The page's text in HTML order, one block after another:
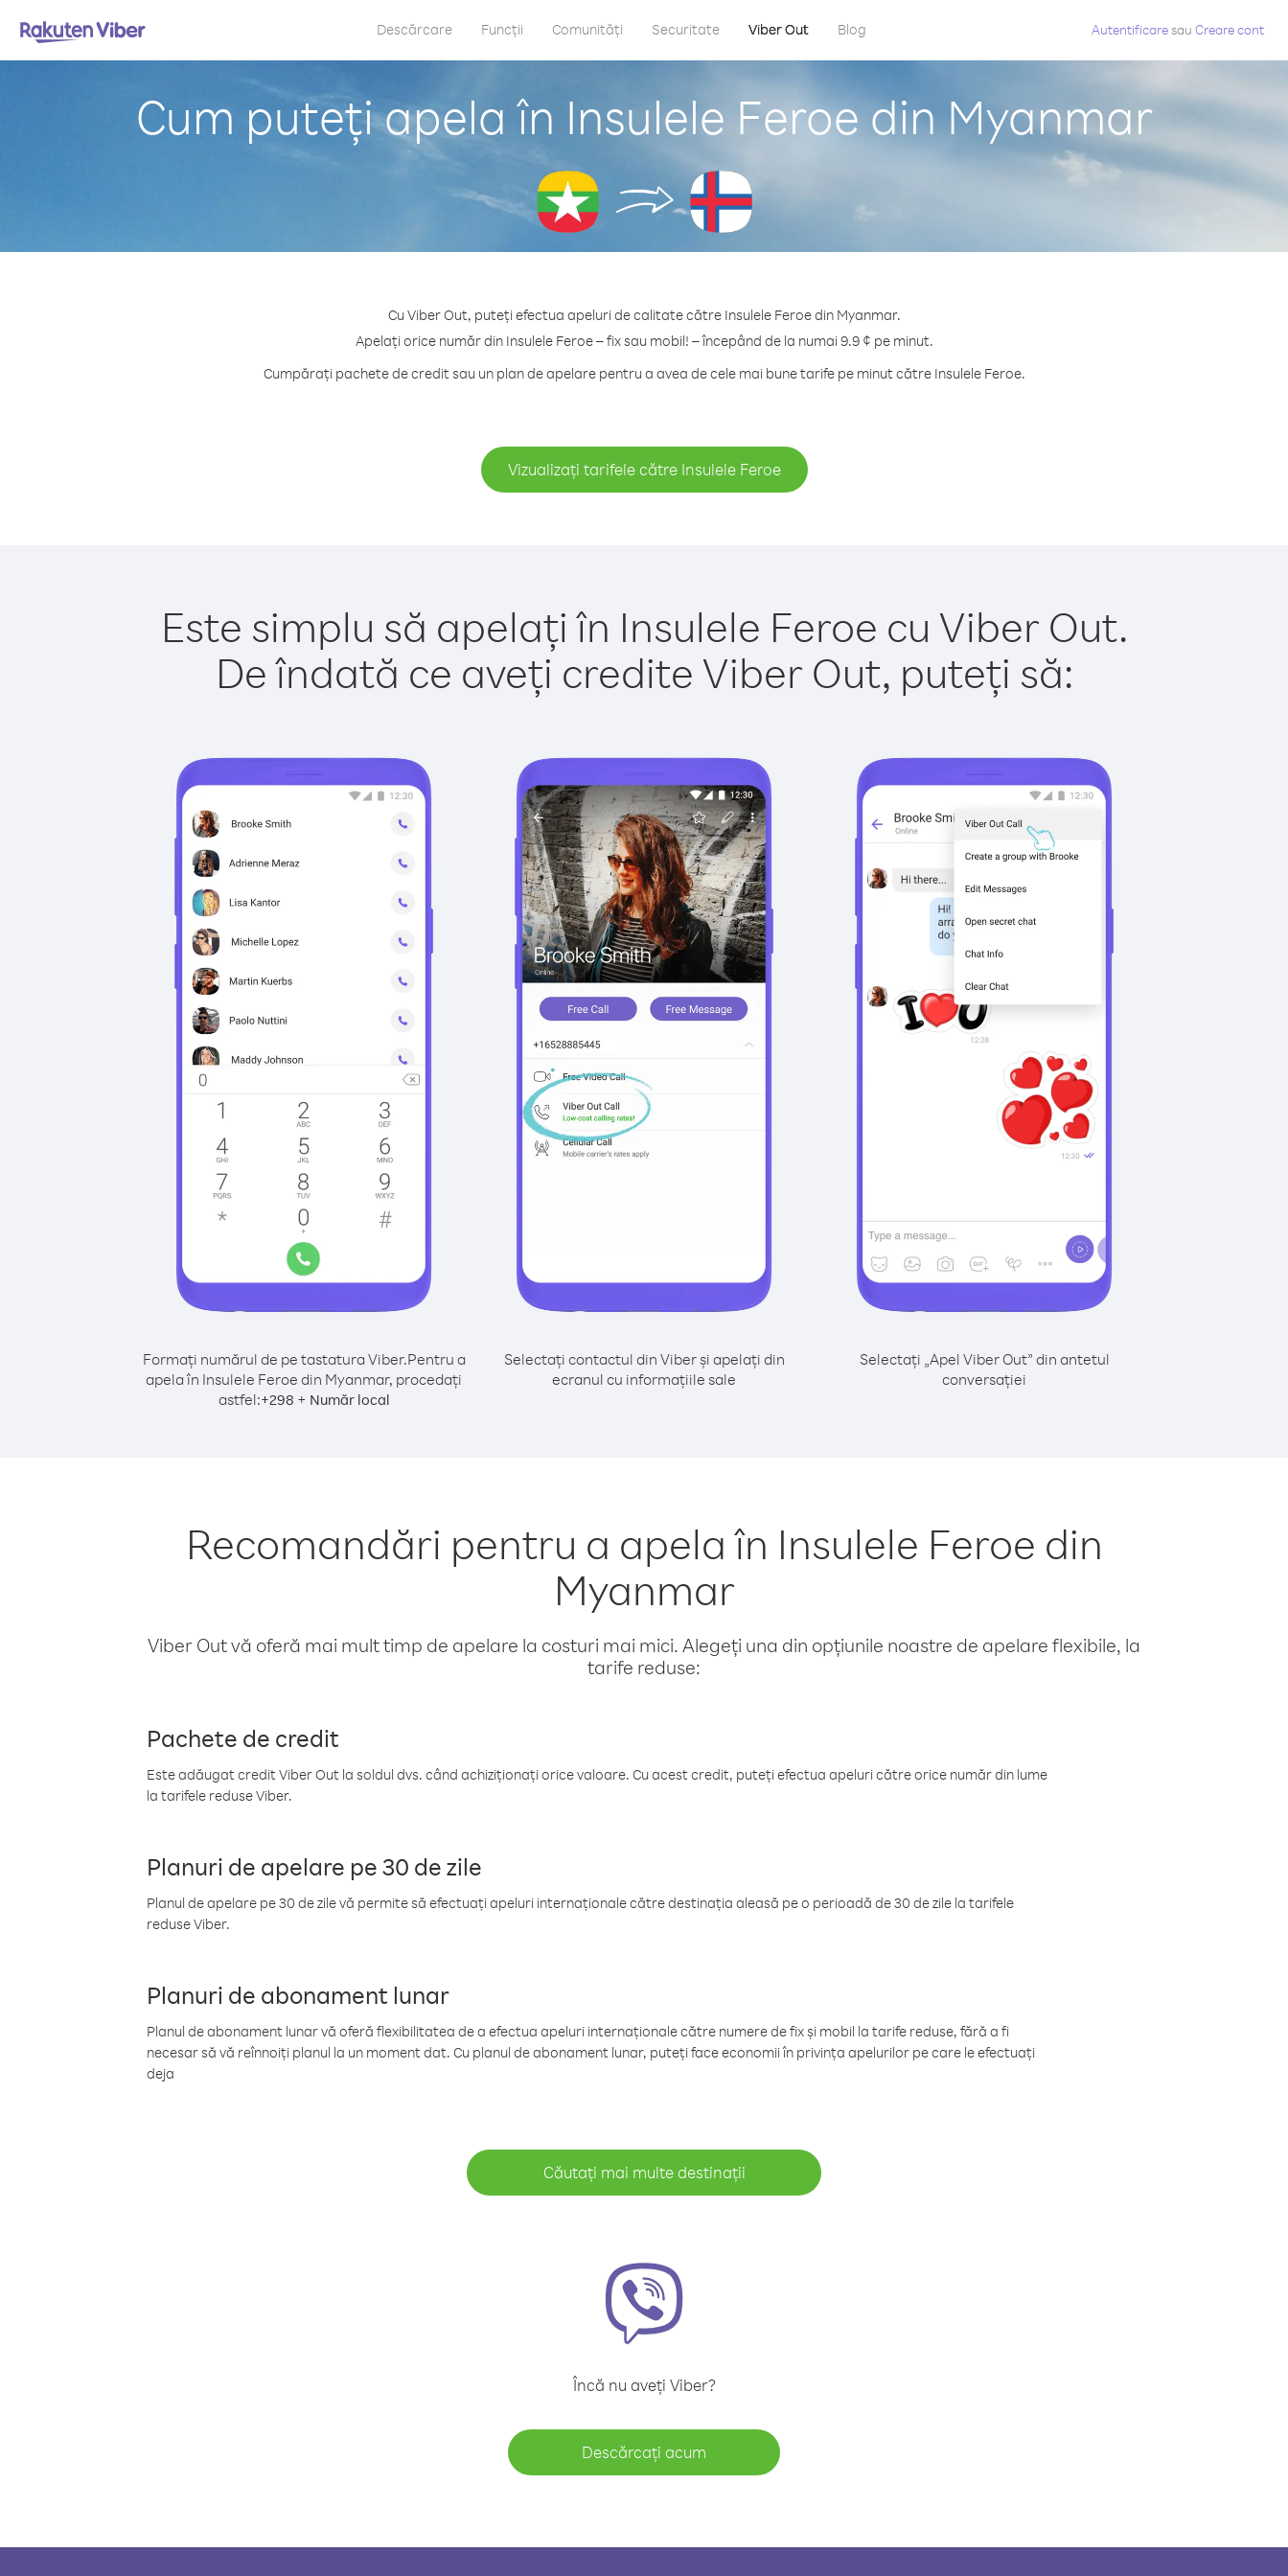
Descărcare Funcții Comunități Securitate Viber Out Blog Autentificaresau Creare cont
Cum puteți apela în Insulele Feroe din Myanmar
Cu Viber Out, puteți efectua apeluri de calitate către Insulele Feroe din Myanmar.
Apelați orice număr din Insulele Feroe – fix sau mobil! – începând de la numai 9.9 ¢ pe minut.
Cumpărați pachete de credit sau un plan de apelare pentru a avea de cele mai bune tarife pe minut către Insulele Feroe.
Vizualizați tarifele către Insulele Feroe
Este simplu să apelați în Insulele Feroe cu Viber Out.
De îndată ce aveți credite Viber Out, puteți să:
Formați numărul de pe tastatura Viber.Pentru a
apela în Insulele Feroe din Myanmar, procedați
astfel:+298 + Număr local
Selectați contactul din Viber și apelați din
ecranul cu informațiile sale
Selectați „Apel Viber Out” din antetul
conversației
Recomandări pentru a apela în Insulele Feroe din
Myanmar
Viber Out vă oferă mai mult timp de apelare la costuri mai mici. Alegeți una din opțiunile noastre de apelare flexibile, la
tarife reduse:
Pachete de credit
Este adăugat credit Viber Out la soldul dvs. când achiziționați orice valoare. Cu acest credit, puteți efectua apeluri către orice număr din lume
la tarifele reduse Viber.
Planuri de apelare pe 30 de zile
Planul de apelare pe 30 de zile vă permite să efectuați apeluri internaționale către destinația aleasă pe o perioadă de 30 de zile la tarifele
reduse Viber.
Planuri de abonament lunar
Planul de abonament lunar vă oferă flexibilitatea de a efectua apeluri internaționale către numere de fix și mobil la tarife reduse, fără a fi
necesar să vă reînnoiți planul la un moment dat. Cu planul de abonament lunar, puteți face economii în privința apelurilor pe care le efectuați
deja
Căutați mai multe destinații
Încă nu aveți Viber?
Descărcați acum